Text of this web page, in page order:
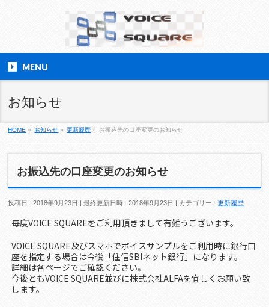
MENU
お知らせ
HOME » お知らせ » 更新履歴 » お振込先の口座変更のお知らせ
お振込先の口座変更のお知らせ
投稿日 : 2018年9月23日 最終更新日時 : 2018年9月23日 カテゴリー :更新履歴
毎度VOICE SQUAREをご利用頂きまして有難うございます。
VOICE SQUARE及びスマホでボイスサンプルをご利用時に銀行口
座を指定する場合は今後「住信SBIネット銀行」になります。
詳細は各ページでご確認ください。
今後ともVOICE SQUARE並びに株式会社ALFAを宜しくお願い致
します。